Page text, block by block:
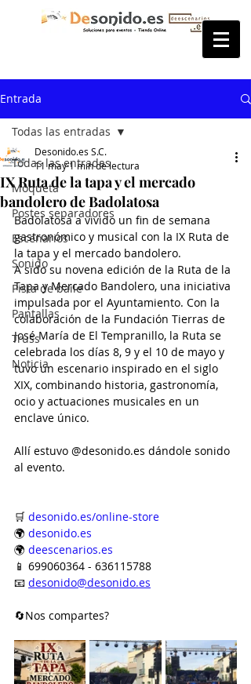
Entrada
Todas las entradas
Moqueta
Postes separadores
Escenarios
Sonido
Pista de baile
Pantallas
Truss
Noticia
Todas las entradas
IX Ruta de la tapa y el mercado
bandolero de Badolatosa
Desonido.es S.C.
11 may1 min de lectura
Badolatosa a vivido un fin de semana
gastronómico y musical con la IX Ruta de
la tapa y el mercado bandolero.
A sido su novena edición de la Ruta de la
Tapa y Mercado Bandolero, una iniciativa
impulsada por el Ayuntamiento. Con la
colaboración de la Fundación Tierras de
José María de El Tempranillo, la Ruta se
celebrada los días 8, 9 y el 10 de mayo y
tuvo un escenario inspirado en el siglo
XIX, combinando historia, gastronomía,
ocio y actuaciones musicales en un
enclave único.
Allí estuvo @desonido.es dándole sonido
al evento.
🛒 desonido.es/online-store
🌍 desonido.es
🌍 deescenarios.es
📱 699060364 - 636115788
📧 desonido@desonido.es
🔄Nos compartes?